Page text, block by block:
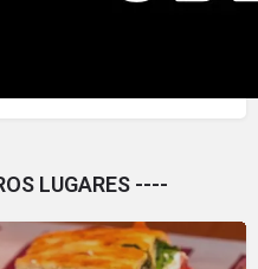
LUGARES ----